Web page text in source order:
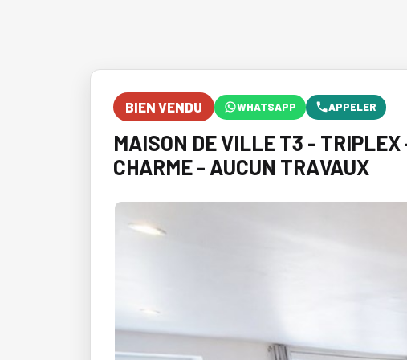
BIEN VENDU WHATSAPP APPELER
MAISON DE VILLE T3 -
CHARME - AUCUN TRAVAUX